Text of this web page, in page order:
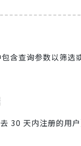
含查询参数以筛
30 天内注册的用